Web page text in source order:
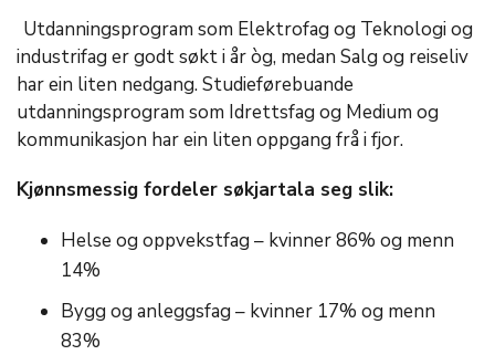
Utdanningsprogram som Elektrofag og Teknologi og
industrifag er godt søkt i år òg, medan Salg og reiseliv
har ein liten nedgang. Studieførebuande
utdanningsprogram som Idrettsfag og Medium og
kommunikasjon har ein liten oppgang frå i fjor.
Kjønnsmessig fordeler søkjartala seg slik:
Helse og oppvekstfag – kvinner 86% og menn
14%
Bygg og anleggsfag – kvinner 17% og menn
83%